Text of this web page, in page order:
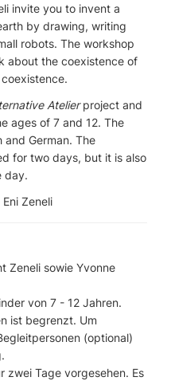
invite you to invent a
by drawing, writing
robots. The workshop
about the coexistence of
Atelierproject and
ages of 7 and 12. The
and German. The
for two days, but it is also
day.
Zeneli
Zeneli sowie Yvonne
von 7 - 12 Jahren.
ist begrenzt. Um
(optional)
zwei Tage vorgesehen. Es